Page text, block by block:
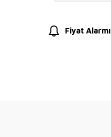
Fiyat Alarmı